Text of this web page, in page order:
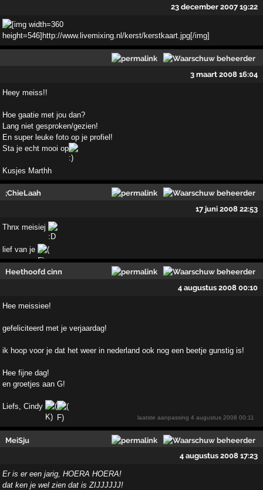
23 december 2007 19:22
3 maart 2008 16:04
Heey meiss!!
Hoe gaatie met jou dan?
Lang niet gesproken/gezien!
En super leuke foto op je profiel!
Sta je echt mooi op
Kusjes Marthh
;ChieLaah
17 juni 2008 22:53
Thnx meisiej
lief van je
Heethoofd cinn
4 augustus 2008 00:10
Hee meissiee!
gefeliciteerd met je verjaardag!
ik hoop voor je dat het weer in nederland ook nog een beetje gunstig is!
Hee fijne dag!
en groetjes aan G!
Liefs, Cindy
laatste aanpassing4 augustus 2008 00:11
MeiSju
4 augustus 2008 17:23
Er is er een jarig, HOERA HOERA!
dat ken je wel zien dat is ZIJJJJJJ!